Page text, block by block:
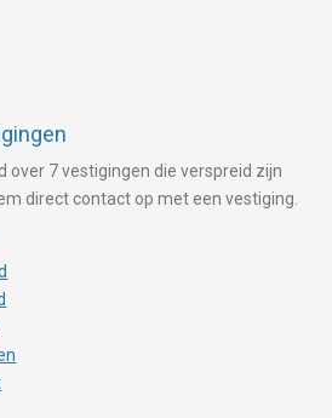
over 7 vestigingen die verspreid zijn
direct contact op met een vestiging.